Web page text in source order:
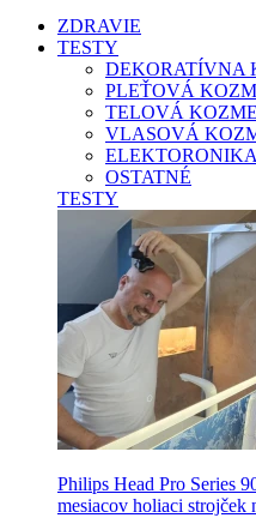
ZDRAVIE
TESTY
DEKORATÍVNA
PLEŤOVÁ
TELOVÁ
VLASOVÁ
ELEKTORONIKA
OSTATNÉ
TESTY
Philips Head Pro Series
mesiacov holiaci strojček